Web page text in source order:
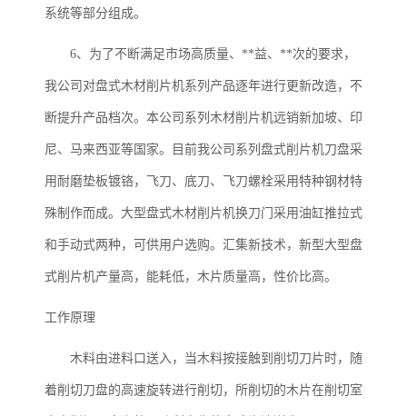
系统等部分组成。
6、为了不断满足市场高质量、**益、**次的要求，
我公司对盘式木材削片机系列产品逐年进行更新改造，不
断提升产品档次。本公司系列木材削片机远销新加坡、印
尼、马来西亚等国家。目前我公司系列盘式削片机刀盘采
用耐磨垫板镀铬，飞刀、底刀、飞刀螺栓采用特种钢材特
殊制作而成。大型盘式木材削片机换刀门采用油缸推拉式
和手动式两种，可供用户选购。汇集新技术，新型大型盘
式削片机产量高，能耗低，木片质量高，性价比高。
工作原理
木料由进料口送入，当木料按接触到削切刀片时，随
着削切刀盘的高速旋转进行削切，所削切的木片在削切室